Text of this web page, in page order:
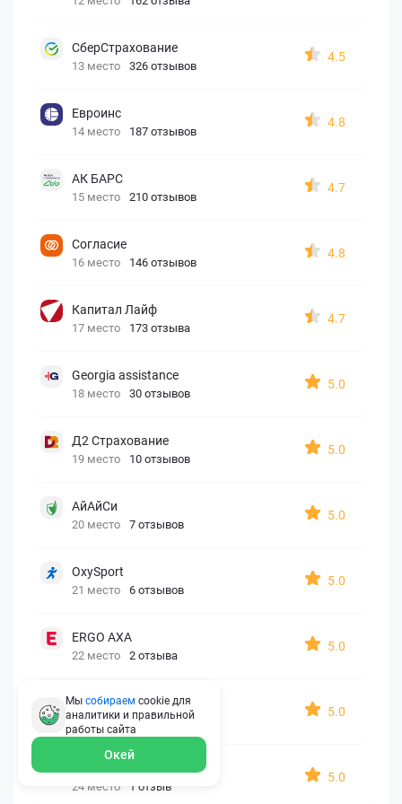
СберСтрахование
13 место 326 отзывов
4.5
Евроинс
14 место 187 отзывов
4.8
АК БАРС
15 место 210 отзывов
4.7
Согласие
16 место 146 отзывов
4.8
Капитал Лайф
17 место 173 отзыва
4.7
Georgia assistance
18 место 30 отзывов
5.0
Д2 Страхование
19 место 10 отзывов
5.0
АйАйСи
20 место 7 отзывов
5.0
OxySport
21 место 6 отзывов
5.0
ERGO AXA
22 место 2 отзыва
5.0
Oxy Travel Premium
23 место 1 отзыв
5.0
24 место 1 отзыв
5.0
Мы собираем cookie для
аналитики и правильной
работы сайта
Окей